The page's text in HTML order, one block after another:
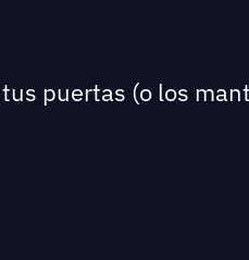
puertas (o los